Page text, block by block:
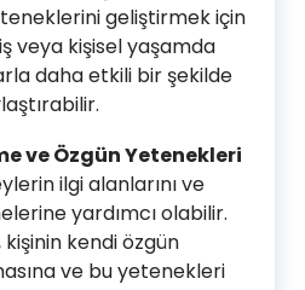
geliştirmek için
veya kişisel yaşamda
daha etkili bir şekilde
ve Özgün Yetenekleri
ilgi alanlarını ve
yardımcı olabilir.
kendi özgün
ve bu yetenekleri